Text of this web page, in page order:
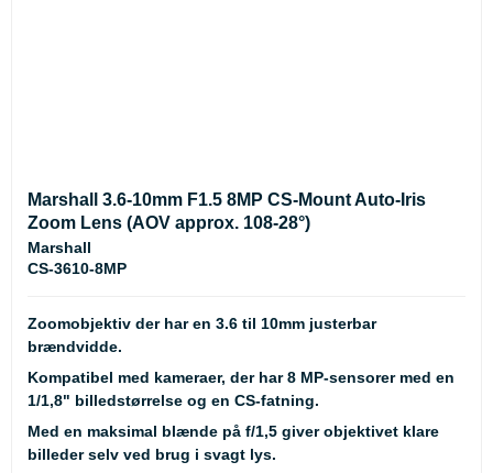
Marshall 3.6-10mm F1.5 8MP CS-Mount Auto-Iris
Zoom Lens (AOV approx. 108-28°)
Marshall
CS-3610-8MP
Zoomobjektiv der har en 3.6 til 10mm justerbar
brændvidde.
Kompatibel med kameraer, der har 8 MP-sensorer med en
1/1,8" billedstørrelse og en CS-fatning.
Med en maksimal blænde på f/1,5 giver objektivet klare
billeder selv ved brug i svagt lys.